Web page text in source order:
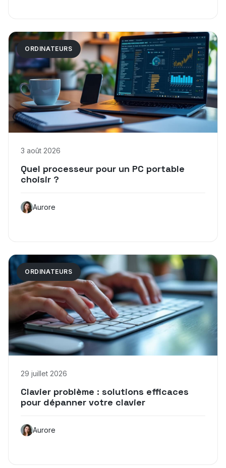
ORDINATEURS
3 août 2026
Quel processeur pour un PC portable
choisir ?
Aurore
ORDINATEURS
29 juillet 2026
Clavier problème : solutions efficaces
pour dépanner votre clavier
Aurore